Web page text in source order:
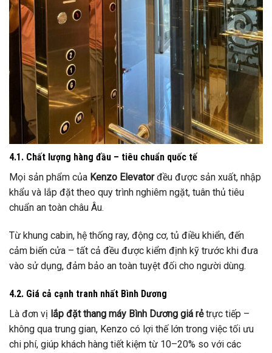
4.1. Chất lượng hàng đầu – tiêu chuẩn quốc tế
Mọi sản phẩm của Kenzo Elevatorđều được sản xuất, nhập
khẩu và lắp đặt theo quy trình nghiêm ngặt, tuân thủ tiêu
chuẩn an toàn châu Âu.
Từ khung cabin, hệ thống ray, động cơ, tủ điều khiển, đến
cảm biến cửa – tất cả đều được kiểm định kỹ trước khi đưa
vào sử dụng, đảm bảo an toàn tuyệt đối cho người dùng.
4.2. Giá cả cạnh tranh nhất Bình Dương
Là đơn vị lắp đặt thang máy Bình Dương giá rẻtrực tiếp –
không qua trung gian, Kenzo có lợi thế lớn trong việc tối ưu
chi phí, giúp khách hàng tiết kiệm từ 10–20% so với các